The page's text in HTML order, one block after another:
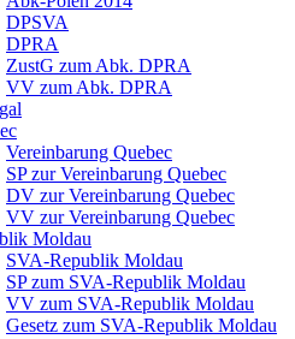
DPSVA
DPRA
ZustG zum Abk. DPRA
VV zum Abk. DPRA
Vereinbarung Quebec
SP zur Vereinbarung Quebec
DV zur Vereinbarung Quebec
VV zur Vereinbarung Quebec
Moldau
SVA-Republik Moldau
SP zum SVA-Republik Moldau
VV zum SVA-Republik Moldau
Gesetz zum SVA-Republik Moldau